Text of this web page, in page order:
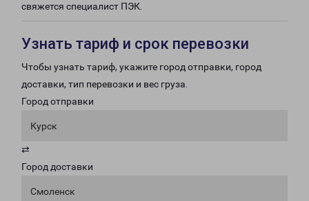
свяжется специалист ПЭК.
Узнать тариф и срок перевозки
Чтобы узнать тариф, укажите город отправки, город
доставки, тип перевозки и вес груза.
Город отправки
Курск
⇄
Город доставки
Смоленск